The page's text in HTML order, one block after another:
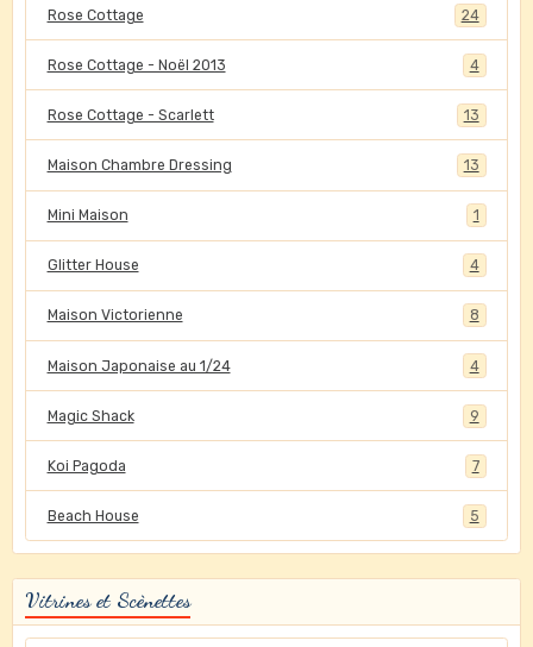
Rose Cottage 24
Rose Cottage - Noël 2013 4
Rose Cottage - Scarlett 13
Maison Chambre Dressing 13
Mini Maison 1
Glitter House 4
Maison Victorienne 8
Maison Japonaise au 1/24 4
Magic Shack 9
Koi Pagoda 7
Beach House 5
Vitrines et Scènettes